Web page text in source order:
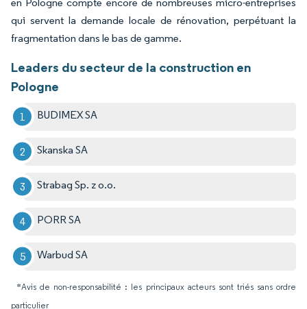
qui servent la demande locale de rénovation, perpétuant la
fragmentation dans le bas de gamme.
Leaders du secteur de la construction en
Pologne
BUDIMEX SA
Skanska SA
Strabag Sp. z o.o.
PORR SA
Warbud SA
*Avis de non-responsabilité : les principaux acteurs sont triés sans ordre
particulier